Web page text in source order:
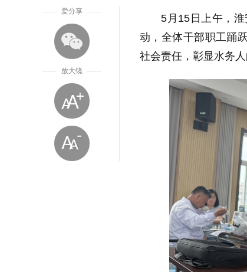
爱分享
放大镜
5月15日上午，
动，全体干部职工踊
社会责任，彰显水务人